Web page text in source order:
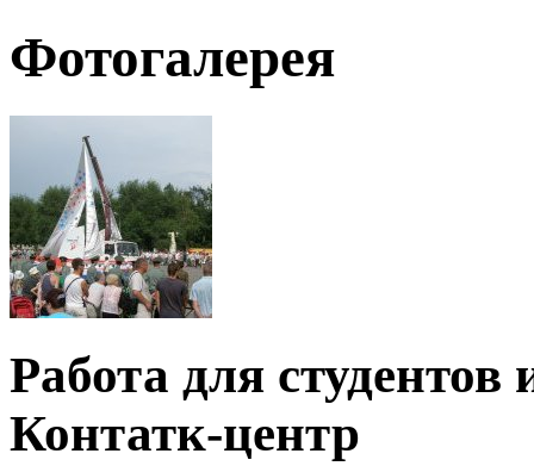
Фотогалерея
Работа для студентов
Контатк-центр